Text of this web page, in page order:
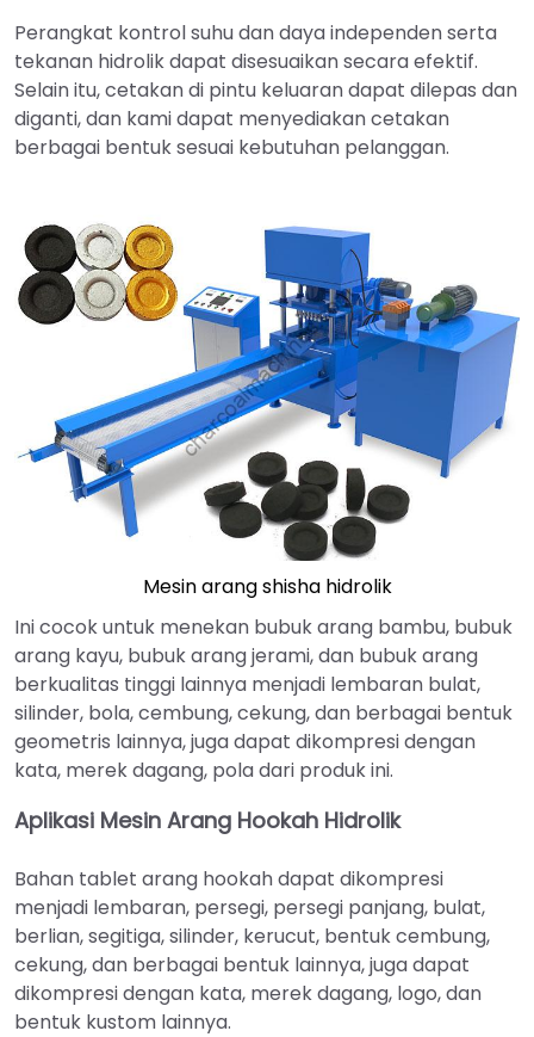
Perangkat kontrol suhu dan daya independen serta
tekanan hidrolik dapat disesuaikan secara efektif.
Selain itu, cetakan di pintu keluaran dapat dilepas dan
diganti, dan kami dapat menyediakan cetakan
berbagai bentuk sesuai kebutuhan pelanggan.
Mesin arang shisha hidrolik
Ini cocok untuk menekan bubuk arang bambu, bubuk
arang kayu, bubuk arang jerami, dan bubuk arang
berkualitas tinggi lainnya menjadi lembaran bulat,
silinder, bola, cembung, cekung, dan berbagai bentuk
geometris lainnya, juga dapat dikompresi dengan
kata, merek dagang, pola dari produk ini.
Aplikasi Mesin Arang Hookah Hidrolik
Bahan tablet arang hookah dapat dikompresi
menjadi lembaran, persegi, persegi panjang, bulat,
berlian, segitiga, silinder, kerucut, bentuk cembung,
cekung, dan berbagai bentuk lainnya, juga dapat
dikompresi dengan kata, merek dagang, logo, dan
bentuk kustom lainnya.